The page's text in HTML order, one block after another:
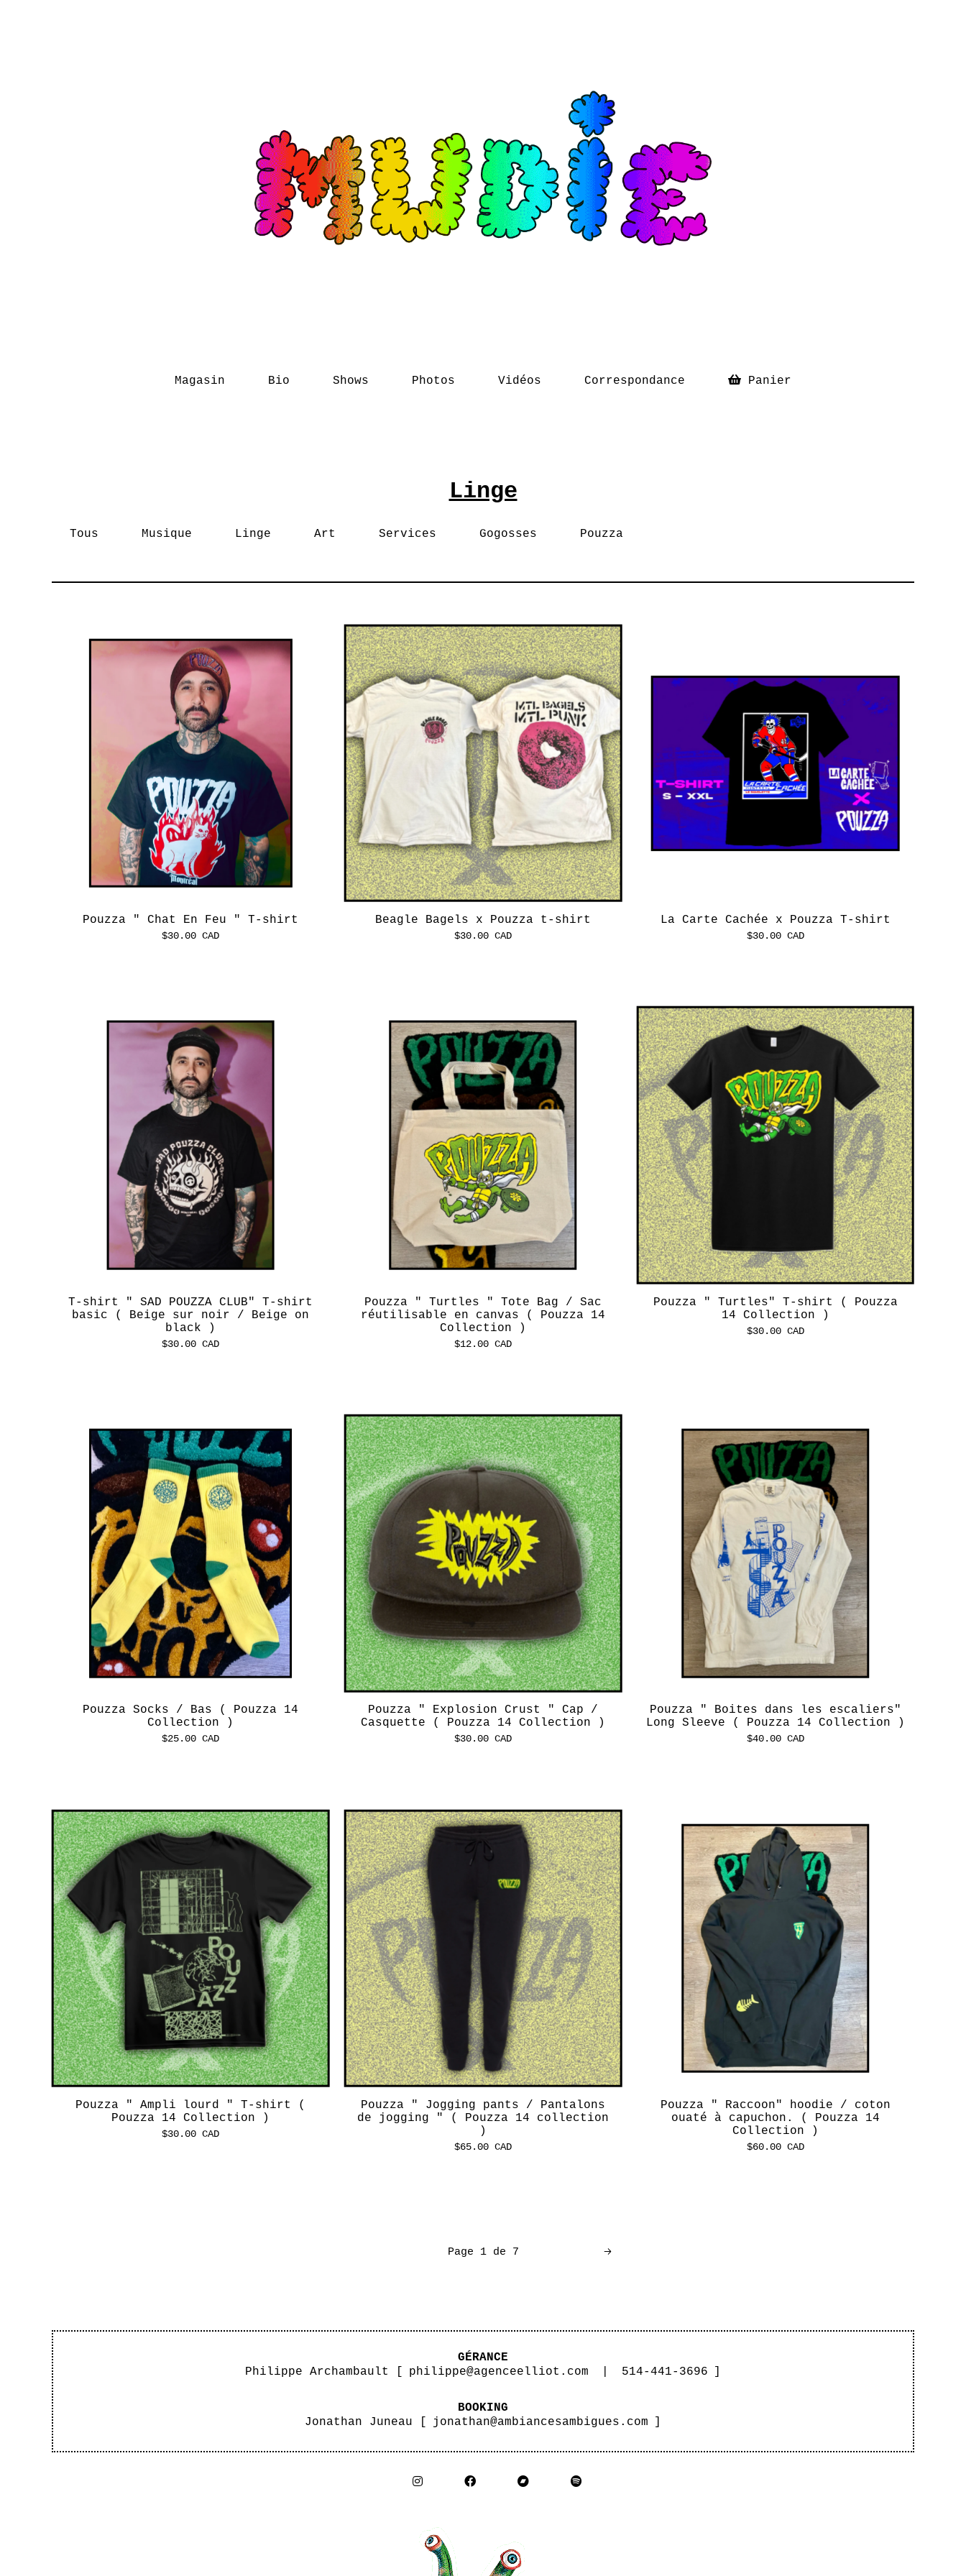
Magasin Bio Shows Photos Vidéos Correspondance Panier
Linge
Tous Musique Linge Art Services Gogosses Pouzza
Pouzza " Chat En Feu " T-shirt
$30.00CAD
Beagle Bagels x Pouzza t-shirt
$30.00 CAD
La Carte Cachée x Pouzza T-shirt
$30.00 CAD
T-shirt " SAD POUZZA CLUB" T-shirt
basic ( Beige sur noir / Beige on
black )
$30.00CAD
Pouzza " Turtles " Tote Bag / Sac
réutilisable en canvas ( Pouzza 14
Collection )
$12.00 CAD
Pouzza " Turtles" T-shirt ( Pouzza
14 Collection )
$30.00 CAD
Pouzza Socks / Bas ( Pouzza 14
Collection )
$25.00CAD
Pouzza " Explosion Crust " Cap /
Casquette ( Pouzza 14 Collection )
$30.00 CAD
Pouzza " Boites dans les escaliers"
Long Sleeve ( Pouzza 14 Collection )
$40.00 CAD
Pouzza " Ampli lourd " T-shirt (
Pouzza 14 Collection )
$30.00CAD
Pouzza " Jogging pants / Pantalons
de jogging " ( Pouzza 14 collection
)
$65.00 CAD
Pouzza " Raccoon" hoodie / coton
ouaté à capuchon. ( Pouzza 14
Collection )
$60.00 CAD
Page 1 de 7
GÉRANCE
Philippe Archambault [
philippe@agenceelliot.com 514-441-3696 ]
BOOKING
Jonathan Juneau [
jonathan@ambiancesambigues.com ]